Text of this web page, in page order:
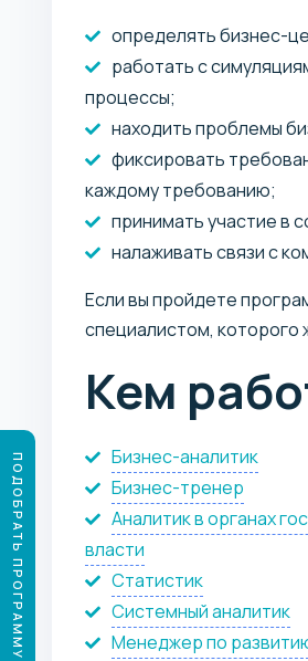
определять бизнес-
работать с
процессы;
находить проблемы
фиксировать
каждому требованию;
принимать участие в
налаживать связи с
Если вы пройдете
специалистом, которого
Кем
Бизнес-аналитик
Бизнес-тренер
Аналитик в органах
власти
Статистик
Системный аналитик
Менеджер по
ПОДОБРАТЬ ПРОГРАММУ